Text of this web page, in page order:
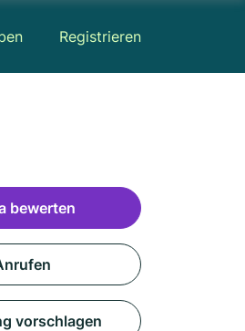
Registrieren
bewerten
vorschlagen